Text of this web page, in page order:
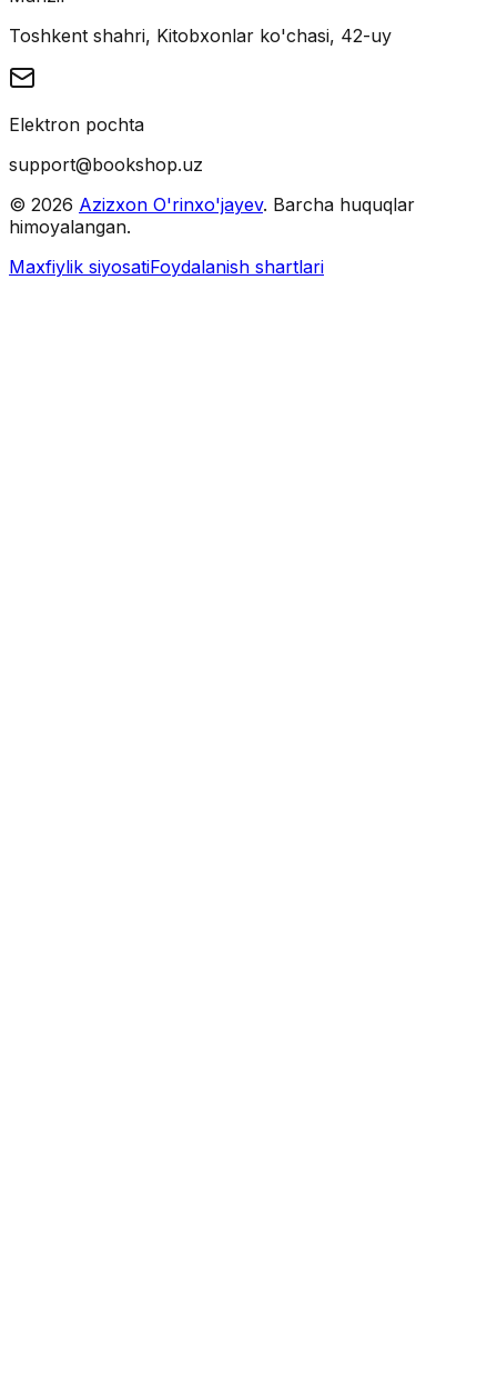
Toshkent shahri, Kitobxonlar ko'chasi, 42-uy
Elektron pochta
support@bookshop.uz
© 2026 Azizxon O'rinxo'jayev. Barcha huquqlar
himoyalangan.
Maxfiylik siyosatiFoydalanish shartlari